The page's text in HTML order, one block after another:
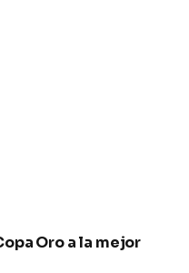
Oro a la mejor